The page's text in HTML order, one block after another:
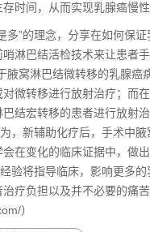
时间，从而实现乳腺癌慢性
多”的理念，分享在如何保
淋巴结活检技术来让患者
腋窝淋巴结微转移的乳腺癌
微转移进行放射治疗；而
结宏转移的患者进行放射
，新辅助化疗后，手术中腋
会在变化的临床证据中，做出
验将指导临床，影响更多
疗负担以及并不必要的痛
）